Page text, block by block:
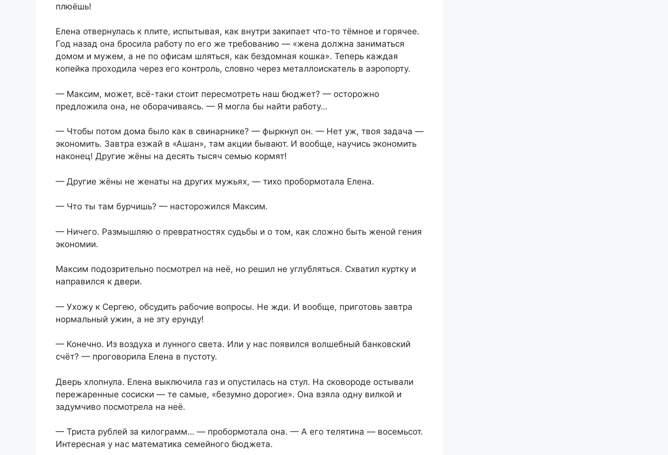
плюёшь!
Елена отвернулась к плите, испытывая, как внутри закипает что-то тёмное и горячее.
Год назад она бросила работу по его же требованию — «жена должна заниматься
домом и мужем, а не по офисам шляться, как бездомная кошка». Теперь каждая
копейка проходила через его контроль, словно через металлоискатель в аэропорту.
— Максим, может, всё-таки стоит пересмотреть наш бюджет? — осторожно
предложила она, не оборачиваясь. — Я могла бы найти работу…
— Чтобы потом дома было как в свинарнике? — фыркнул он. — Нет уж, твоя задача —
экономить. Завтра езжай в «Ашан», там акции бывают. И вообще, научись экономить
наконец! Другие жёны на десять тысяч семью кормят!
— Другие жёны не женаты на других мужьях, — тихо пробормотала Елена.
— Что ты там бурчишь? — насторожился Максим.
— Ничего. Размышляю о превратностях судьбы и о том, как сложно быть женой гения
экономии.
Максим подозрительно посмотрел на неё, но решил не углубляться. Схватил куртку и
направился к двери.
— Ухожу к Сергею, обсудить рабочие вопросы. Не жди. И вообще, приготовь завтра
нормальный ужин, а не эту ерунду!
— Конечно. Из воздуха и лунного света. Или у нас появился волшебный банковский
счёт? — проговорила Елена в пустоту.
Дверь хлопнула. Елена выключила газ и опустилась на стул. На сковороде остывали
пережаренные сосиски — те самые, «безумно дорогие». Она взяла одну вилкой и
задумчиво посмотрела на неё.
— Триста рублей за килограмм… — пробормотала она. — А его телятина — восемьсот.
Интересная у нас математика семейного бюджета.